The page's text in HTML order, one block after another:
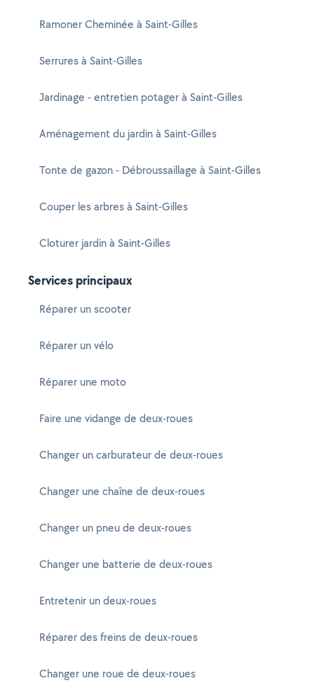
Ramoner Cheminée à Saint-Gilles
Serrures à Saint-Gilles
Jardinage - entretien potager à Saint-Gilles
Aménagement du jardin à Saint-Gilles
Tonte de gazon - Débroussaillage à Saint-Gilles
Couper les arbres à Saint-Gilles
Cloturer jardin à Saint-Gilles
Services principaux
Réparer un scooter
Réparer un vélo
Réparer une moto
Faire une vidange de deux-roues
Changer un carburateur de deux-roues
Changer une chaîne de deux-roues
Changer un pneu de deux-roues
Changer une batterie de deux-roues
Entretenir un deux-roues
Réparer des freins de deux-roues
Changer une roue de deux-roues